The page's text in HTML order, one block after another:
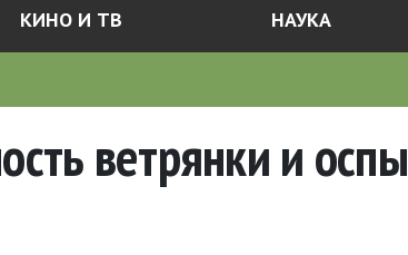
КИНО И ТВ НАУКА
ветрянки и оспы